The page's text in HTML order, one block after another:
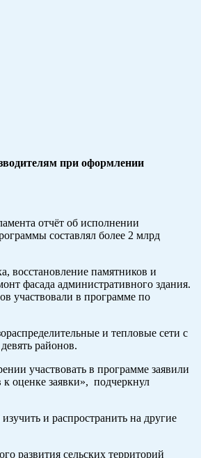
при оформлении
отчёт об исполнении
составлял более 2 млрд
восстановление памятников и
фасада административного здания.
участвовали в программе по
и тепловые сети с
районов.
участвовать в программе заявили
оценке заявки», подчеркнул
и распространить на другие
развития сельских территорий